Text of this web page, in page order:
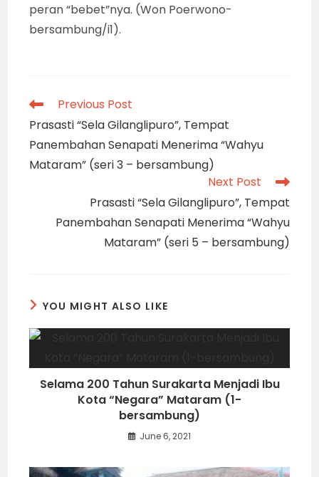
peran “bebet”nya. (Won Poerwono-
bersambung/i1).
Read
articles
Previous Post
Prasasti “Sela Gilanglipuro”, Tempat
Panembahan Senapati Menerima “Wahyu
Mataram” (seri 3 – bersambung)
Next Post
Prasasti “Sela Gilanglipuro”, Tempat
Panembahan Senapati Menerima “Wahyu
Mataram” (seri 5 – bersambung)
YOU MIGHT ALSO LIKE
Selama 200 Tahun Surakarta Menjadi Ibu
Kota “Negara” Mataram (1-
bersambung)
June 6, 2021